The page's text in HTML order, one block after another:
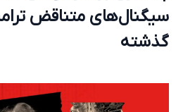
سیگنال‌های متناقض
گذشته